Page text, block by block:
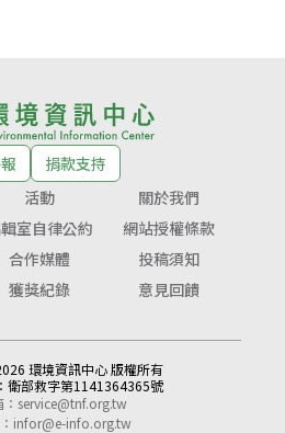
捐款支持
活動
關於我們
室自律公約
網站授權條款
合作媒體
投稿須知
獲獎紀錄 意見回饋
環境資訊中心 版權所有
衛部救字第1141364365號
service@tnf.org.tw
infor@e-info.org.tw